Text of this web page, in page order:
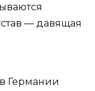
— давящая
Германии